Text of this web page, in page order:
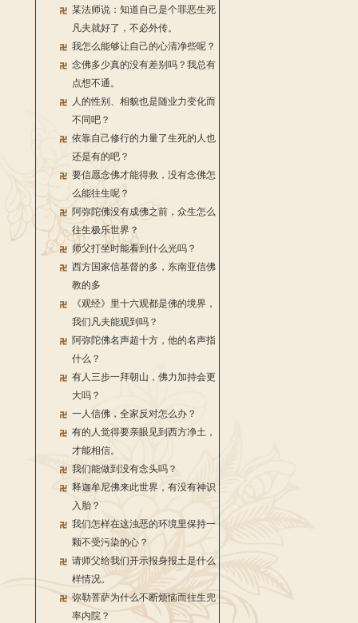
某法师说：知道自己是个罪恶生死
凡夫就好了，不必外传。
我怎么能够让自己的心清净些呢？
念佛多少真的没有差别吗？我总有
点想不通。
人的性别、相貌也是随业力变化而
不同吧？
依靠自己修行的力量了生死的人也
还是有的吧？
要信愿念佛才能得救，没有念佛怎
么能往生呢？
阿弥陀佛没有成佛之前，众生怎么
往生极乐世界？
师父打坐时能看到什么光吗？
西方国家信基督的多，东南亚信佛
教的多
《观经》里十六观都是佛的境界，
我们凡夫能观到吗？
阿弥陀佛名声超十方，他的名声指
什么？
有人三步一拜朝山，佛力加持会更
大吗？
一人信佛，全家反对怎么办？
有的人觉得要亲眼见到西方净土，
才能相信。
我们能做到没有念头吗？
释迦牟尼佛来此世界，有没有神识
入胎？
我们怎样在这浊恶的环境里保持一
颗不受污染的心？
请师父给我们开示报身报土是什么
样情况。
弥勒菩萨为什么不断烦恼而往生兜
率内院？